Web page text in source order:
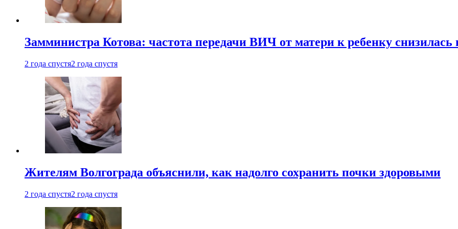
Замминистра Котова: частота передачи ВИЧ от матери к ребенку снизилась
2 года спустя2 года спустя
Жителям Волгограда объяснили, как надолго сохранить почки здоровыми
2 года спустя2 года спустя